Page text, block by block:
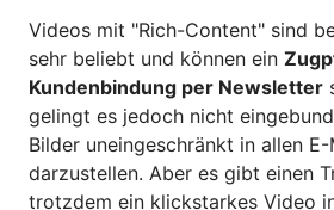
Videos mit "Rich-Content" sind
sehr beliebt und können ein
Kundenbindung per Newsletter
gelingt es jedoch nicht
Bilder uneingeschränkt in allen
darzustellen. Aber es gibt einen
trotzdem ein klickstarkes Video